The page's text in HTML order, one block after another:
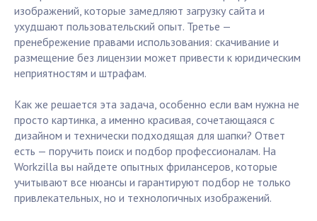
изображений, которые замедляют загрузку сайта и
ухудшают пользовательский опыт. Третье —
пренебрежение правами использования: скачивание и
размещение без лицензии может привести к юридическим
неприятностям и штрафам.
Как же решается эта задача, особенно если вам нужна не
просто картинка, а именно красивая, сочетающаяся с
дизайном и технически подходящая для шапки? Ответ
есть — поручить поиск и подбор профессионалам. На
Workzilla вы найдете опытных фрилансеров, которые
учитывают все нюансы и гарантируют подбор не только
привлекательных, но и технологичных изображений.